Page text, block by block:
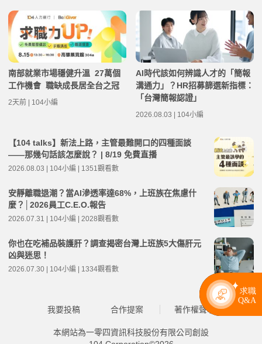
南部就業市場穩健升溫 27萬個
工作機會 職缺成長居全台之冠
2天前 | 104小編
AI時代該如何辨識人才的「簡報
溝通力」？HR招募篩選新指標：
「台灣簡報認證」
2026.08.03 | 104小編
【104 talks】新法上路，主管最難開口的四種面談
——那幾句話該怎麼說？ | 8/19 免費直播
2026.08.03 | 104小編 | 1351觀看數
安靜離職退潮？當AI滲透率達68%，上班族在焦慮什
麼？│2026員工C.E.O.報告
2026.07.31 | 104小編 | 2028觀看數
你也在吃補品裝護肝？調查揭密台灣上班族5大傷肝元
凶與迷思！
2026.07.30 | 104小編 | 1334觀看數
我要投稿 合作提案 著作權聲明
本網站為一零四資訊科技股份有限公司創設